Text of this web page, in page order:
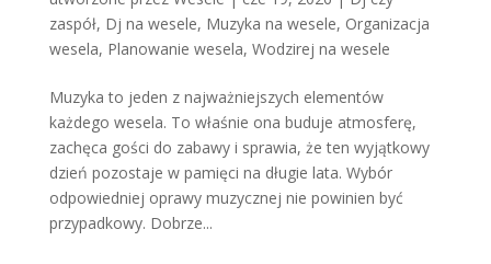
zaspół, Dj na wesele, Muzyka na wesele, Organizacja
wesela, Planowanie wesela, Wodzirej na wesele
Muzyka to jeden z najważniejszych elementów
każdego wesela. To właśnie ona buduje atmosferę,
zachęca gości do zabawy i sprawia, że ten wyjątkowy
dzień pozostaje w pamięci na długie lata. Wybór
odpowiedniej oprawy muzycznej nie powinien być
przypadkowy. Dobrze...